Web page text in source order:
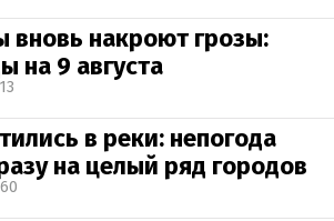
вновь накроют грозы:
на 9 августа
в реки: непогода
на целый ряд городов